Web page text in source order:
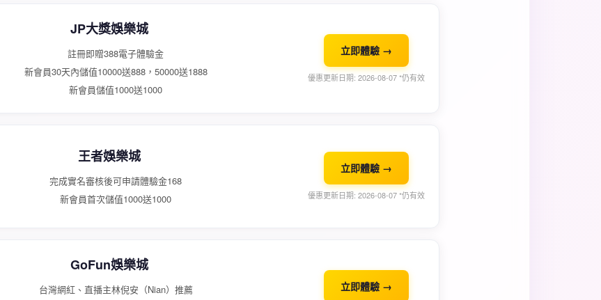
JP大獎娛樂城
註冊即贈388電子體驗金
新會員30天內儲值10000送888，50000送1888
新會員儲值1000送1000
立即體驗 →
優惠更新日期: 2026-08-07 *仍有效
王者娛樂城
完成實名審核後可申請體驗金168
新會員首次儲值1000送1000
立即體驗 →
優惠更新日期: 2026-08-07 *仍有效
GoFun娛樂城
台灣網紅、直播主林倪安（Nian）推薦
立即體驗 →